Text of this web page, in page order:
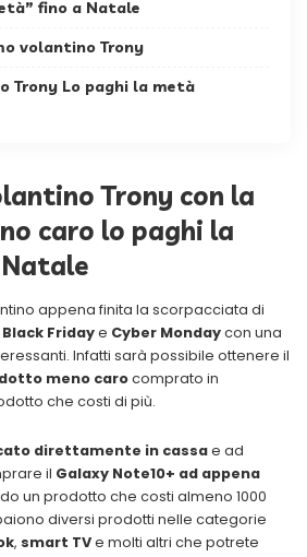
fino a Natale
volantino Trony
Trony Lo paghi la metà
Trony con la
caro lo paghi la
appena finita la scorpacciata di
Black Fridaye Cyber Mondaycon una
Infatti sarà possibile ottenere il
meno carocomprato in
che costi di più.
direttamente in cassae ad
il Galaxy Note10+ ad appena
un prodotto che costi almeno 1000
diversi prodotti nelle categorie
, smart TVe molti altri che potrete